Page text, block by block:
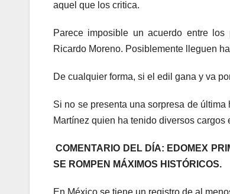
aquel que los critica.
Parece imposible un acuerdo entre
Ricardo Moreno. Posiblemente lleguen
De cualquier forma, si el edil gana y va
Si no se presenta una sorpresa de
Martínez quien ha tenido diversos
COMENTARIO DEL DÍA: EDOMEX
SE ROMPEN MÁXIMOS HISTÓRICOS.
En México se tiene un registro de al